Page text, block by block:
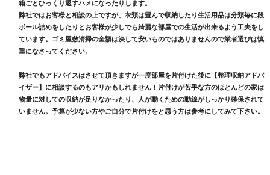
弊社ではお客様と相談の上ですが、衣類は畳んで収納したり生活用品は分類毎に段
ボール詰めをしたりとお客様が少しでも綺麗な部屋での生活が出来るよう工夫をし
ています。ゴミ屋敷清掃の金額は決して安いものではありませんので業者選びは慎
重になさってください。
弊社でもアドバイスはさせて頂きますが一度部屋を片付けた後に【整理収納アドバ
イザー】に相談するのもアリかもしれません！片付けが苦手な方のほとんどの家は
物量に対しての収納が足りなかったり、人が動くための動線がしっかり確保されて
いません。予算が少ない方やご自分で片付けをと思う方は参考にしてみて下さい。